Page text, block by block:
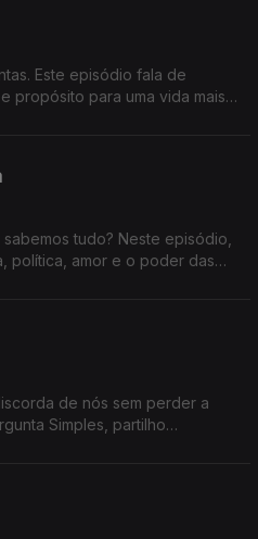
Este episódio fala de
propósito para uma vida mais
tudo? Neste episódio,
política, amor e o poder das
de nós sem perder a
Simples, partilho